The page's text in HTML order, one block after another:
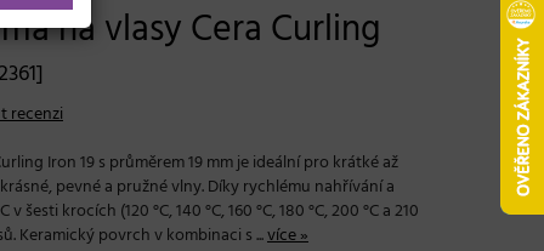
na vlasy Cera Curling
recenzi
Iron 19 s průměrem 19 mm je ideální pro krátké až
pevné a pružné vlny. Díky rychlému nahřívání a
šesti krocích (120 °C, 140 °C, 160 °C, 180 °C, 200 °C a 210
Keramický povrch v kombinaci s ...více »